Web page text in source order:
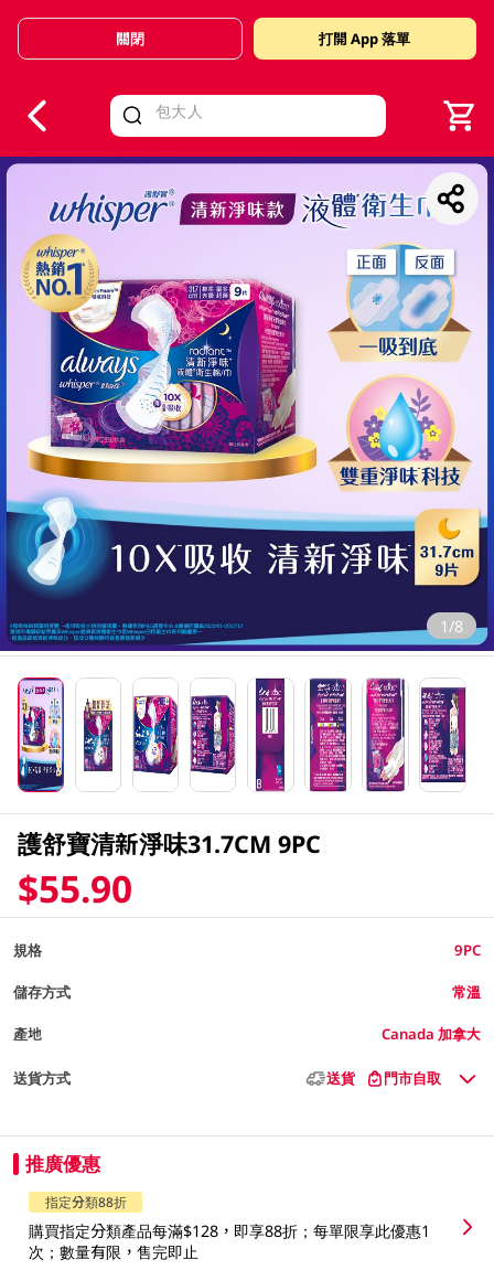
Valid Until 30 June 2026
關閉 打開 App 落單
1/8
護舒寶清新淨味31.7CM 9PC
$55.90
規格 9PC
儲存方式 常溫
產地 Canada 加拿大
送貨方式 送貨 門市自取
推廣優惠
指定分類88折
購買指定分類產品每滿$128，即享88折；每單限享此優惠1
次；數量有限，售完即止